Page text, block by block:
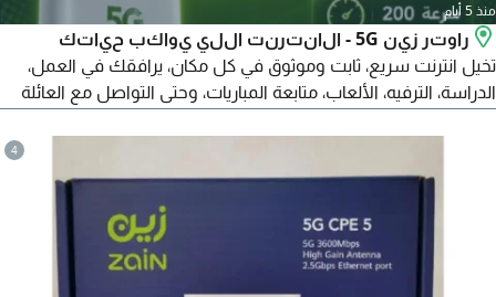
منذ 5 أيام
راوتر زين 5G - الانترنت اللي يواكب حياتك
تخيل انترنت سريع، ثابت وموثوق في كل مكان، يرافقك في العمل،
الدراسة، الترفيه، الألعاب، متابعة المباريات، وحتى التواصل مع العائلة
يومين (48 ساعة) واذا لم تناسبك الخدمة، يمكنك اعادة الراوتر لدى
4